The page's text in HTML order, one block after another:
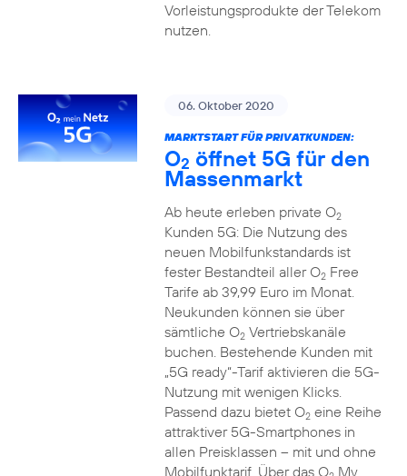
Vorleistungsprodukte der Telekom
nutzen.
06. Oktober 2020
MARKTSTART FÜR PRIVATKUNDEN:
O2 öffnet 5G für den
Massenmarkt
Ab heute erleben private O2
Kunden 5G: Die Nutzung des
neuen Mobilfunkstandards ist
fester Bestandteil aller O2Free
Tarife ab 39,99 Euro im Monat.
Neukunden können sie über
sämtliche O2Vertriebskanäle
buchen. Bestehende Kunden mit
„5G ready“-Tarif aktivieren die 5G-
Nutzung mit wenigen Klicks.
Passend dazu bietet O2eine Reihe
attraktiver 5G-Smartphones in
allen Preisklassen – mit und ohne
Mobilfunktarif. Über das O My